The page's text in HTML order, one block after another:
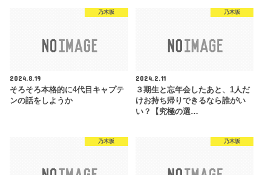
乃木坂
2024.8.19
そろそろ本格的に4代目キャプテ
ンの話をしようか
乃木坂
2024.2.11
３期生と忘年会したあと、1人だ
けお持ち帰りできるなら誰がい
い？【究極の選…
乃木坂 乃木坂